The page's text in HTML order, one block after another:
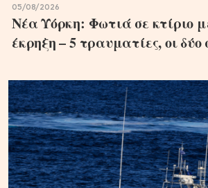
05/08/2026
Νέα Υόρκη: Φωτιά σε κτίριο
έκρηξη – 5 τραυματίες, οι